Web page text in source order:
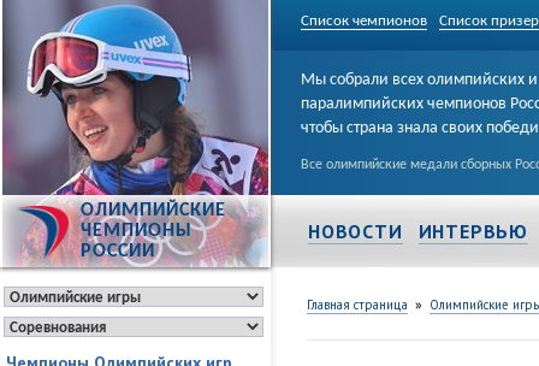
Список чемпионов Список
ОЛИМПИЙСКИЕ
ЧЕМПИОНЫ
РОССИИ
Мы собрали всех олимпийских и
паралимпийских чемпионов
чтобы страна знала своих
Все олимпийские медали сборных
НОВОСТИ ИНТЕРВЬЮ
Главная страница » Олимпийские